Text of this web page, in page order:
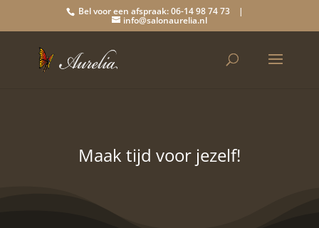
Bel voor een afspraak: 06-14 98 74 73 |
info@salonaurelia.nl
Maak tijd voor jezelf!